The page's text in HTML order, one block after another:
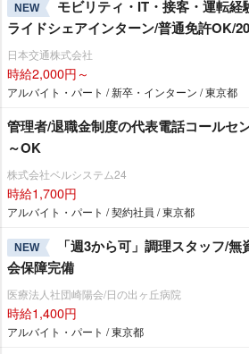
NEW
モビリティ・IT・接客・運転
ライドシェアインターン/普通免許OK/
日本交通株式会社
時給2,000円～
アルバイト・パート / 新卒・インターン / 東京都
管理者/退職金制度の代表電話コールセ
～OK
株式会社ベルシステム24
時給1,700円
アルバイト・パート / 契約社員 / 東京都
NEW
「週3から可」調理スタッフ/
会保障完備
医療法人社団崎陽会/日の出ヶ丘病院
時給1,400円
アルバイト・パート / 東京都